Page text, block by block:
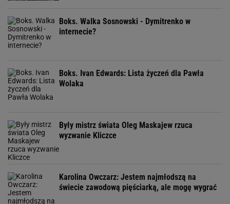
Boks. Walka Sosnowski - Dymitrenko w
internecie?
Boks. Ivan Edwards: Lista życzeń dla Pawła
Wolaka
Były mistrz świata Oleg Maskajew rzuca
wyzwanie Kliczce
Karolina Owczarz: Jestem najmłodszą na
świecie zawodową pięściarką, ale mogę wygrać